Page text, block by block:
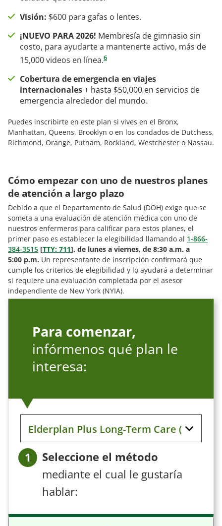
Visión: $600 para gafas o lentes.
¡NUEVO PARA 2026! Membresía de gimnasio sin
costo, para ayudarte a mantenerte activo, más de
15,000 videos en línea.6
Cobertura de emergencia en viajes
internacionales+ hasta $50,000 en servicios de
emergencia alrededor del mundo.
Puedes inscribirte en este plan si vives en el Bronx,
Manhattan, Queens, Brooklyn o en los condados de Dutchess,
Richmond, Orange, Putnam, Rockland, Westchester o Nassau.
Cómo empezar con uno de nuestros planes
de atención a largo plazo
Debido a que el Departamento de Salud (DOH) exige que se
someta a una evaluación de atención médica con uno de
nuestros enfermeros para calificar para estos planes, el
primer paso es establecer la elegibilidad llamando al 1-866-
384-3515 [TTY: 711], de lunes a viernes, de 8:30 a.m. a
5:00 p.m. Un representante de inscripción confirmará que
cumple los criterios de elegibilidad y lo ayudará a determinar
si requiere una evaluación completada por el asesor
independiente de New York (NYIA).
Para comenzar,
infórmenos qué plan le
interesa:
1
Seleccione el método
mediante el cual le gustaría
hablar: